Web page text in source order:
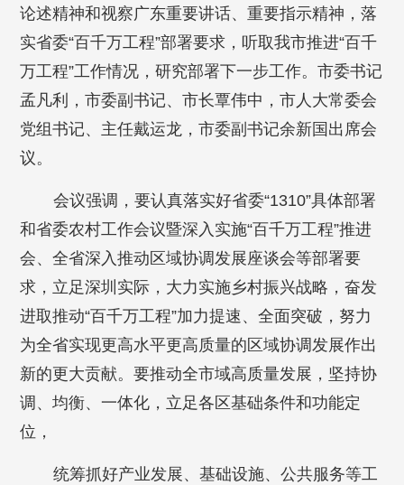
论述精神和视察广东重要讲话、重要指示精神，落
实省委“百千万工程”部署要求，听取我市推进“百千
万工程”工作情况，研究部署下一步工作。市委书记
孟凡利，市委副书记、市长覃伟中，市人大常委会
党组书记、主任戴运龙，市委副书记余新国出席会
议。
会议强调，要认真落实好省委“1310”具体部署
和省委农村工作会议暨深入实施“百千万工程”推进
会、全省深入推动区域协调发展座谈会等部署要
求，立足深圳实际，大力实施乡村振兴战略，奋发
进取推动“百千万工程”加力提速、全面突破，努力
为全省实现更高水平更高质量的区域协调发展作出
新的更大贡献。要推动全市域高质量发展，坚持协
调、均衡、一体化，立足各区基础条件和功能定
位，
统筹抓好产业发展、基础设施、公共服务等工